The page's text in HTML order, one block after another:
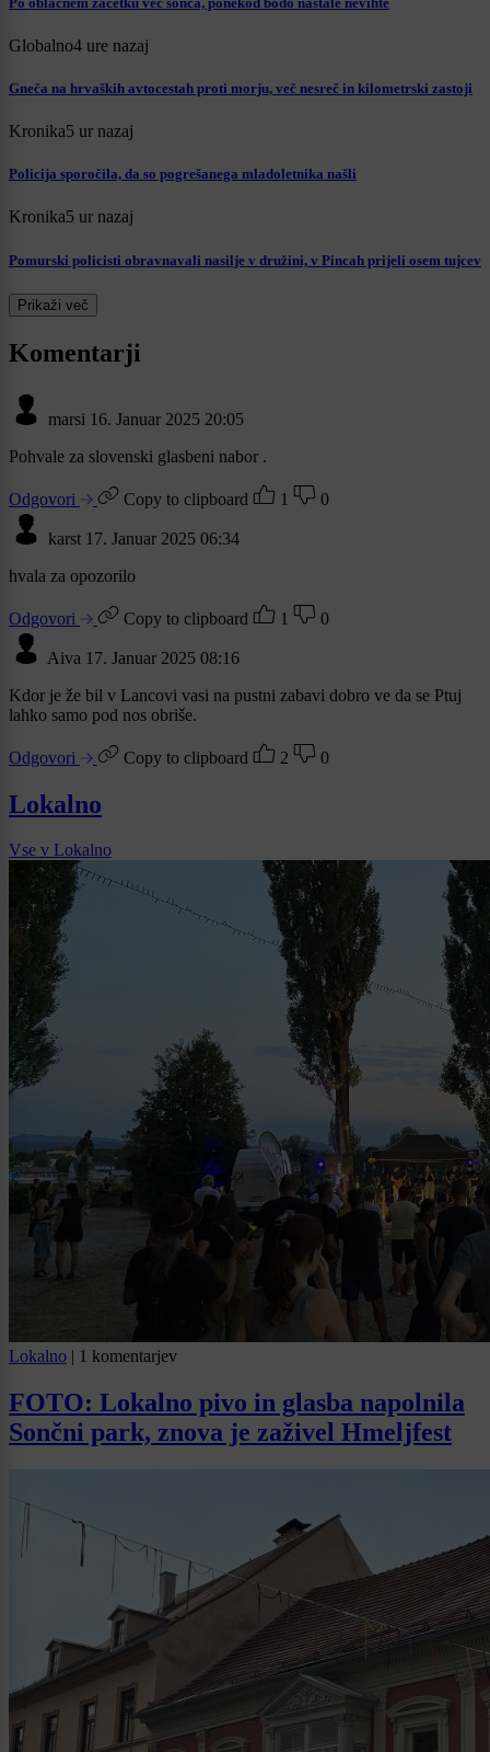
Globalno4 ure nazaj
Gneča na hrvaških avtocestah proti morju, več nesreč in kilometrski zastoji
Kronika5 ur nazaj
Policija sporočila, da so pogrešanega mladoletnika našli
Kronika5 ur nazaj
Pomurski policisti obravnavali nasilje v družini, v Pincah prijeli osem tujcev
Prikaži več
Komentarji
marsi 16. Januar 2025 20:05
Pohvale za slovenski glasbeni nabor .
Odgovori Copy to clipboard 1 0
karst 17. Januar 2025 06:34
hvala za opozorilo
Odgovori Copy to clipboard 1 0
Aiva 17. Januar 2025 08:16
Kdor je že bil v Lancovi vasi na pustni zabavi dobro ve da se Ptuj
lahko samo pod nos obriše.
Odgovori Copy to clipboard 2 0
Lokalno
Vse v Lokalno
Lokalno | 1 komentarjev
FOTO: Lokalno pivo in glasba napolnila
Sončni park, znova je zaživel Hmeljfest